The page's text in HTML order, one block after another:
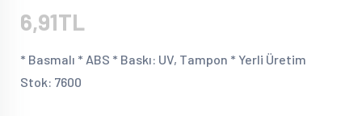
6,91TL
* Basmalı * ABS * Baskı: UV, Tampon * Yerli Üretim
Stok: 7600